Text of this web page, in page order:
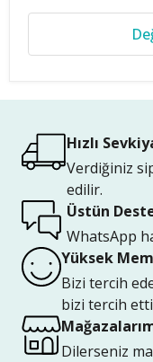
Hızlı
Verdiğiniz
edilir.
Üstün
WhatsApp
Yüksek
Bizi tercih
bizi tercih
Dilerseniz